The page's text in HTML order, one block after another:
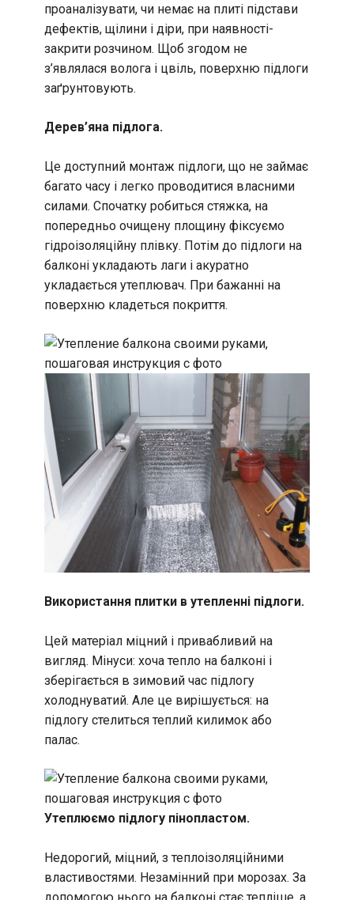
проаналізувати, чи немає на плиті підстави
дефектів, щілини і діри, при наявності-
закрити розчином. Щоб згодом не
з’являлася волога і цвіль, поверхню підлоги
заґрунтовують.
Дерев’яна підлога.
Це доступний монтаж підлоги, що не займає
багато часу і легко проводитися власними
силами. Спочатку робиться стяжка, на
попередньо очищену площину фіксуємо
гідроізоляційну плівку. Потім до підлоги на
балконі укладають лаги і акуратно
укладається утеплювач. При бажанні на
поверхню кладеться покриття.
Використання плитки в утепленні підлоги.
Цей матеріал міцний і привабливий на
вигляд. Мінуси: хоча тепло на балконі і
зберігається в зимовий час підлогу
холоднуватий. Але це вирішується: на
підлогу стелиться теплий килимок або
палас.
Утеплюємо підлогу пінопластом.
Недорогий, міцний, з теплоізоляційними
властивостями. Незамінний при морозах. За